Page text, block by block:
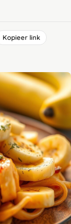
Kopieer link